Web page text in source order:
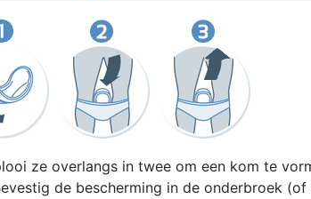
ze overlangs in twee om een kom te
de bescherming in de onderbroek